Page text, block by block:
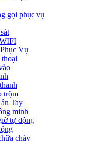
gọi phục vụ
Vụ
trộm
Tay
minh
tự động
cháy